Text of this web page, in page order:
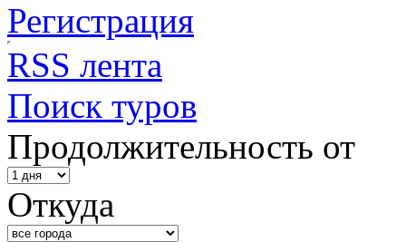
Регистрация
RSS лента
Поиск туров
Продолжительность от
Откуда